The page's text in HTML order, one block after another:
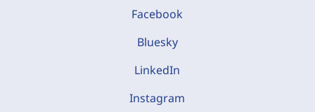
Facebook
Bluesky
LinkedIn
Instagram